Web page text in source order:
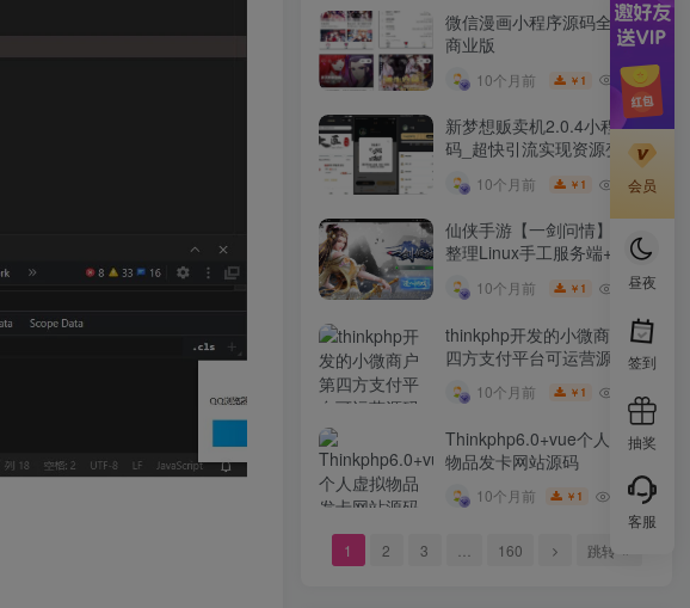
微信漫画小程序源码全开源
商业版
10个月前 ￥ 1 10W+
新梦想贩卖机2.0.4小程序源
码_超快引流实现资源变现
10个月前 ￥ 1 10W+
仙侠手游【一剑问情】最新
整理Linux手工服务端+GM
后台+本地注册验证+双端
10个月前 ￥ 1 10W+
thinkphp开发的小微商户第
四方支付平台可运营源码
10个月前 ￥ 1
Thinkphp6.0+vue个人虚拟
物品发卡网站源码
10个月前 ￥ 1 9.9W+
1 2 3 160 跳转
会员
昼夜
签到
抽奖
客服